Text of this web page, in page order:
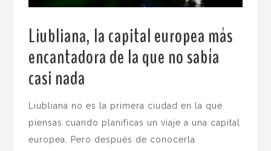
Liubliana, la capital europea más
encantadora de la que no sabía
casi nada
Liubliana no es la primera ciudad en la que
piensas cuando planificas un viaje a una capital
europea. Pero después de conocerla